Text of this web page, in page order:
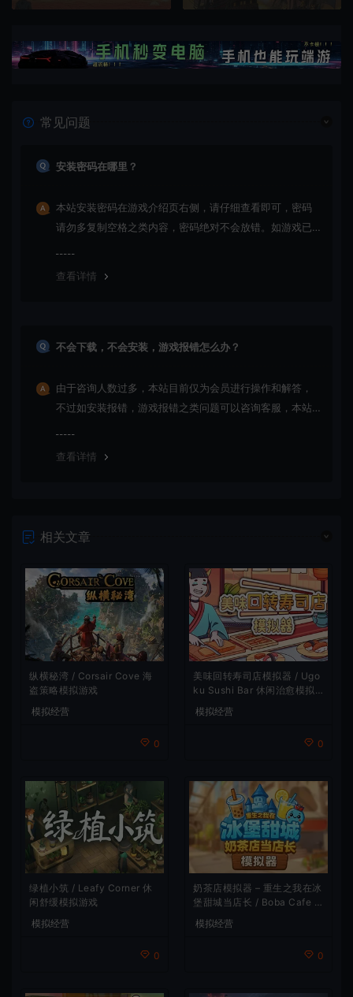
常见问题
安装密码在哪里？
本站安装密码在游戏介绍页右侧，请仔细查看即可，密码
请勿多复制空格之类内容，密码绝对不会放错。如游戏已
查看详情
不会下载，不会安装，游戏报错怎么办？
由于咨询人数过多，本站目前仅为会员进行操作和解答，
不过如安装报错，游戏报错之类问题可以咨询客服，本站
查看详情
相关文章
纵横秘湾 / Corsair Cove 海
盗策略模拟游戏
模拟经营
0
美味回转寿司店模拟器 / Ugo
ku Sushi Bar 休闲治愈模拟
模拟经营
0
绿植小筑 / Leafy Corner 休
闲舒缓模拟游戏
模拟经营
0
奶茶店模拟器 – 重生之我在冰
堡甜城当店长 / Boba Cafe Si
模拟经营
0